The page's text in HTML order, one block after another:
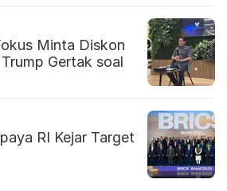
Minta Diskon
Gertak soal
RI Kejar Target